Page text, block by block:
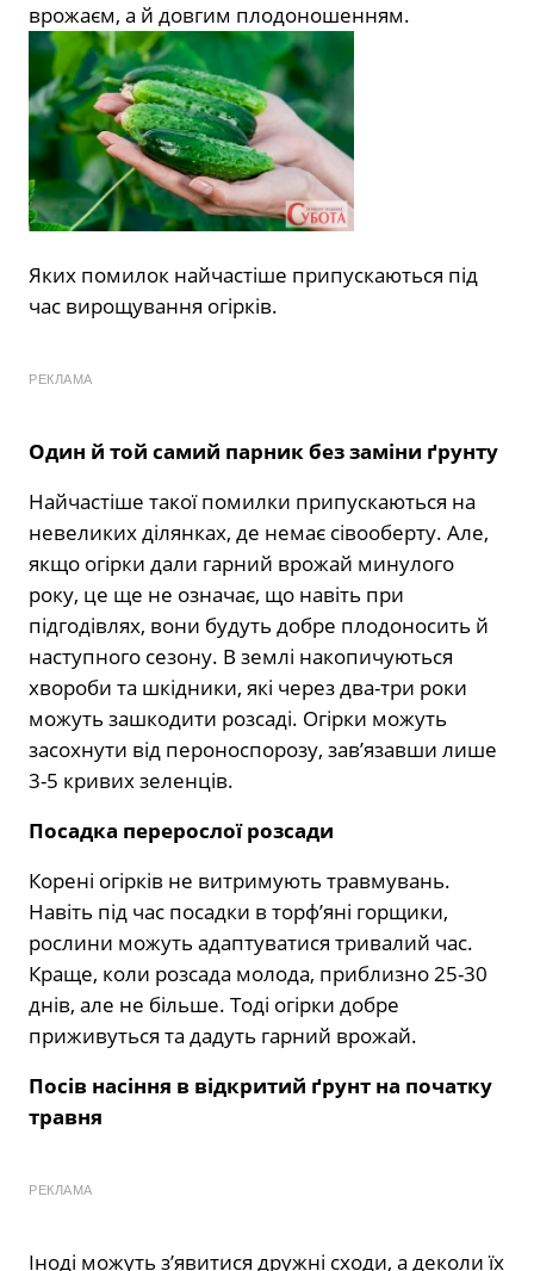
врожаєм, а й довгим плодоношенням.
Яких помилок найчастіше припускаються під
час вирощування огірків.
РЕКЛАМА
Один й той самий парник без заміни ґрунту
Найчастіше такої помилки припускаються на
невеликих ділянках, де немає сівооберту. Але,
якщо огірки дали гарний врожай минулого
року, це ще не означає, що навіть при
підгодівлях, вони будуть добре плодоносить й
наступного сезону. В землі накопичуються
хвороби та шкідники, які через два-три роки
можуть зашкодити розсаді. Огірки можуть
засохнути від пероноспорозу, зав’язавши лише
3-5 кривих зеленців.
Посадка перерослої розсади
Корені огірків не витримують травмувань.
Навіть під час посадки в торф’яні горщики,
рослини можуть адаптуватися тривалий час.
Краще, коли розсада молода, приблизно 25-30
днів, але не більше. Тоді огірки добре
приживуться та дадуть гарний врожай.
Посів насіння в відкритий ґрунт на початку
травня
РЕКЛАМА
Іноді можуть з’явитися дружні сходи, а деколи їх